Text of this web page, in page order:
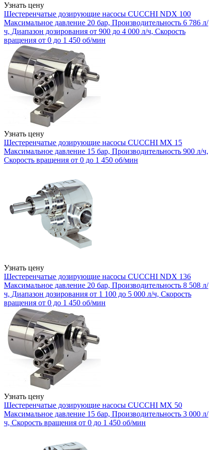
Узнать цену
Шестеренчатые дозирующие насосы CUCCHI NDX 100
Максимальное давление 20 бар, Производительность 6 786 л/
ч, Диапазон дозирования от 900 до 4 000 л/ч, Скорость
вращения от 0 до 1 450 об/мин
Узнать цену
Шестеренчатые дозирующие насосы CUCCHI MX 15
Максимальное давление 15 бар, Производительность 900 л/ч,
Скорость вращения от 0 до 1 450 об/мин
Узнать цену
Шестеренчатые дозирующие насосы CUCCHI NDX 136
Максимальное давление 20 бар, Производительность 8 508 л/
ч, Диапазон дозирования от 1 100 до 5 000 л/ч, Скорость
вращения от 0 до 1 450 об/мин
Узнать цену
Шестеренчатые дозирующие насосы CUCCHI MX 50
Максимальное давление 15 бар, Производительность 3 000 л/
ч, Скорость вращения от 0 до 1 450 об/мин